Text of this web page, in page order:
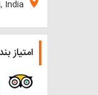
India
امتیاز